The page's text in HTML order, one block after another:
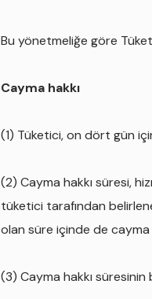
Bu yönetmeliğe göre
Cayma hakkı
(1) Tüketici, on dört gün
(2) Cayma hakkı süresi,
tüketici tarafından
olan süre içinde de cayma
(3) Cayma hakkı süresinin